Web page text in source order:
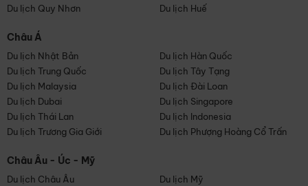
Du lịch Quy Nhơn
Du lịch Huế
Châu Á
Du lịch Nhật Bản
Du lịch Hàn Quốc
Du lịch Trung Quốc
Du lịch Tây Tạng
Du lịch Malaysia
Du lịch Đài Loan
Du lịch Dubai
Du lịch Singapore
Du lịch Thái Lan
Du lịch Indonesia
Du lịch Trương Gia Giới
Du lịch Phượng Hoàng Cổ Trấn
Châu Âu - Úc - Mỹ
Du lịch Châu Âu
Du lịch Mỹ